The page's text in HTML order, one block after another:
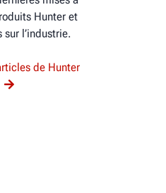
Hunter et
sur l’industrie.
de Hunter